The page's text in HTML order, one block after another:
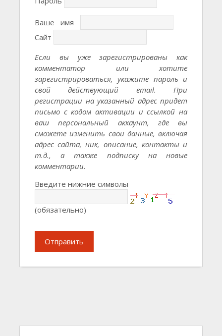
Ваше имя
Сайт
Если вы уже зарегистрированы как
комментатор или хотите
зарегистрироваться, укажите пароль и
свой действующий email. При
регистрации на указанный адрес придет
письмо с кодом активации и ссылкой на
ваш персональный аккаунт, где вы
сможете изменить свои данные, включая
адрес сайта, ник, описание, контакты и
т.д., а также подписку на новые
комментарии.
Введите нижние символы
(обязательно)
Отправить